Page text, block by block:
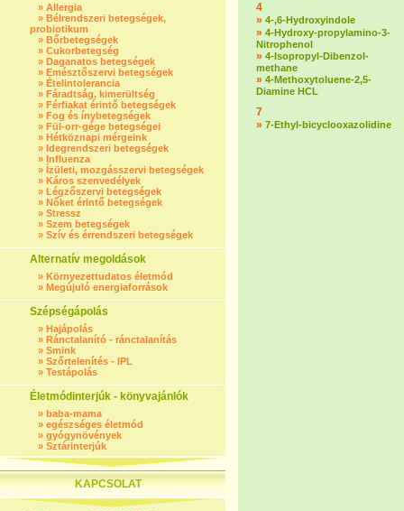
» Allergia
» Bélrendszeri betegségek,
probiotikum
» Bőrbetegségek
» Cukorbetegség
» Daganatos betegségek
» Emésztőszervi betegségek
» Ételintolerancia
» Fáradtság, kimerültség
» Férfiakat érintő betegségek
» Fog és ínybetegségek
» Fül-orr-gége betegségei
» Hétköznapi mérgeink
» Idegrendszeri betegségek
» Influenza
» Ízületi, mozgásszervi betegségek
» Káros szenvedélyek
» Légzőszervi betegségek
» Nőket érintő betegségek
» Stressz
» Szem betegségek
» Szív és érrendszeri betegségek
Alternatív megoldások
» Környezettudatos életmód
» Megújuló energiaforrások
Szépségápolás
» Hajápolás
» Ránctalanító - ránctalanítás
» Smink
» Szőrtelenítés - IPL
» Testápolás
Életmódinterjúk - könyvajánlók
» baba-mama
» egészséges életmód
» gyógynövények
» Sztárinterjúk
KAPCSOLAT
4
» 4-,6-Hydroxyindole
» 4-Hydroxy-propylamino-3-
Nitrophenol
» 4-Isopropyl-Dibenzol-
methane
» 4-Methoxytoluene-2,5-
Diamine HCL
7
» 7-Ethyl-bicyclooxazolidine